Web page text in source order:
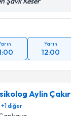
Yarın
12:00
Aylin Çakır
+1diğer